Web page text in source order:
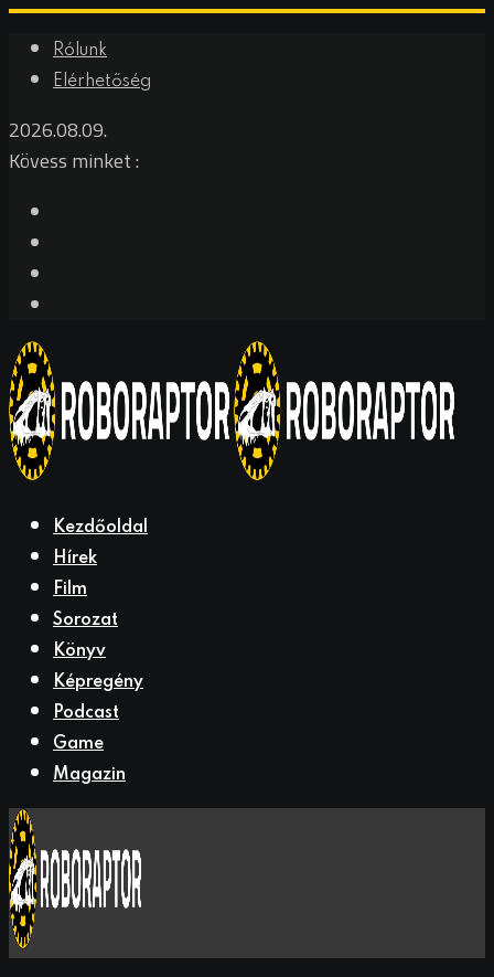
Rólunk
Elérhetőség
2026.08.09.
Kövess minket :
Kezdőoldal
Hírek
Film
Sorozat
Könyv
Képregény
Podcast
Game
Magazin